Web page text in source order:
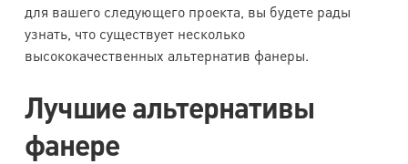
для вашего следующего проекта, вы будете рады
узнать, что существует несколько
высококачественных альтернатив фанеры.
Лучшие альтернативы
фанере